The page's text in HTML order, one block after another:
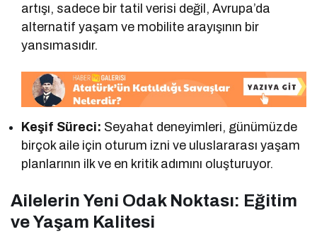
artışı, sadece bir tatil verisi değil, Avrupa’da
alternatif yaşam ve mobilite arayışının bir
yansımasıdır.
Keşif Süreci: Seyahat deneyimleri, günümüzde
birçok aile için oturum izni ve uluslararası yaşam
planlarının ilk ve en kritik adımını oluşturuyor.
Ailelerin Yeni Odak Noktası: Eğitim
ve Yaşam Kalitesi